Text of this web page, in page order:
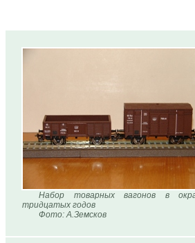
Набор товарных вагонов в
тридцатых годов
Фото: А.Земсков